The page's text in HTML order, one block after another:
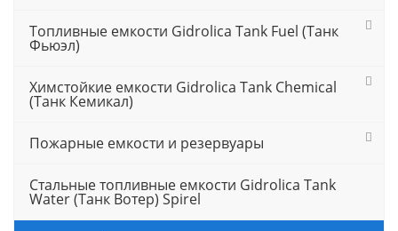
Топливные емкости Gidrolica Tank Fuel (Танк
Фьюэл)
Химстойкие емкости Gidrolica Tank Chemical
(Танк Кемикал)
Пожарные емкости и резервуары
Стальные топливные емкости Gidrolica Tank
Water (Танк Вотер) Spirel